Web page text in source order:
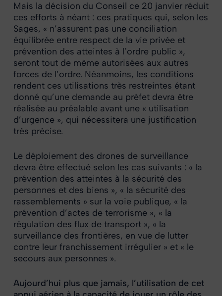
Mais la décision du Conseil ce 20 janvier réduit
ces efforts à néant : ces pratiques qui, selon les
Sages, « n’assurent pas une conciliation
équilibrée entre respect de la vie privée et
prévention des atteintes à l’ordre public »,
seront tout de même autorisées aux autres
forces de l’ordre. Néanmoins, les conditions
rendent ces utilisations très restreintes étant
donné qu’une demande au préfet devra être
réalisée au préalable avant une « utilisation
d’urgence », qui nécessitera une justification
très précise.
Le déploiement des drones de surveillance
devra être effectué selon les cas suivants : « la
prévention des atteintes à la sécurité des
personnes et des biens », « la sécurité des
rassemblements » sur la voie publique, « la
prévention d’actes de terrorisme », « la
régulation des flux de transport », « la
surveillance des frontières, en vue de lutter
contre leur franchissement irrégulier » et « le
secours aux personnes ».
Aujourd’hui plus que jamais, l’utilisation de cet